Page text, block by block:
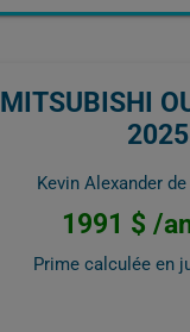
MITSUBISHI
2025
Kevin Alexander
1991 $ /
Prime calculée en